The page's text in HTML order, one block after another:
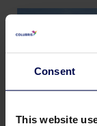
Consent
This website